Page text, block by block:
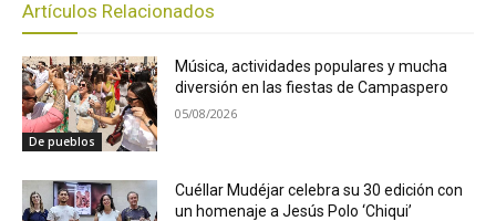
Artículos Relacionados
De pueblos
Música, actividades populares y mucha
diversión en las fiestas de Campaspero
05/08/2026
Cuéllar Mudéjar celebra su 30 edición con
un homenaje a Jesús Polo ‘Chiqui’